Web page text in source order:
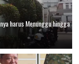
harus Menunggu hingga